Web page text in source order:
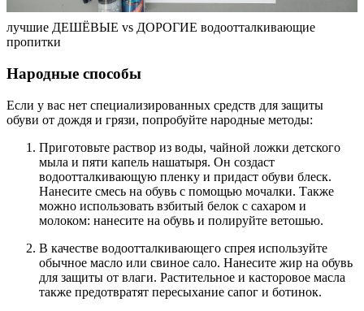
лучшие ДЕШЁВЫЕ vs ДОРОГИЕ водоотталкивающие
пропитки
Народные способы
Если у вас нет специализированных средств для защиты
обуви от дождя и грязи, попробуйте народные методы:
Приготовьте раствор из воды, чайной ложки детского
мыла и пяти капель нашатыря. Он создаст
водоотталкивающую пленку и придаст обуви блеск.
Нанесите смесь на обувь с помощью мочалки. Также
можно использовать взбитый белок с сахаром и
молоком: нанесите на обувь и полируйте ветошью.
В качестве водоотталкивающего спрея используйте
обычное масло или свиное сало. Нанесите жир на обувь
для защиты от влаги. Растительное и касторовое масла
также предотвратят пересыхание сапог и ботинок.